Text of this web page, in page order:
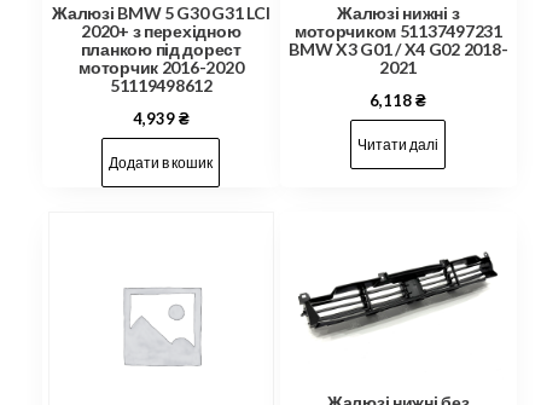
Жалюзі BMW 5 G30 G31 LCI
2020+ з перехідною
планкою під дорест
моторчик 2016-2020
51119498612
4,939₴
Додати в кошик
Жалюзі нижні з
моторчиком 51137497231
BMW X3 G01 / X4 G02 2018-
2021
6,118₴
Читати далі